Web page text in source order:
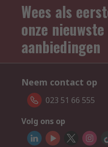
Wees als
onze
aanbiedingen
Neem contact op
023 51 66 555
Volg ons op